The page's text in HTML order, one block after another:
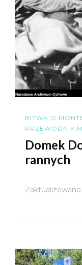
BITWA O
PRZEWODNIK
Domek
rannych
Zaktualizowano